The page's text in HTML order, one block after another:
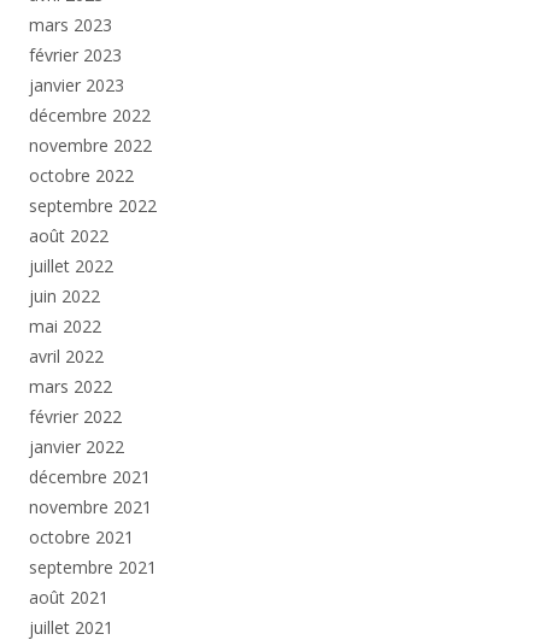
mars 2023
février 2023
janvier 2023
décembre 2022
novembre 2022
octobre 2022
septembre 2022
août 2022
juillet 2022
juin 2022
mai 2022
avril 2022
mars 2022
février 2022
janvier 2022
décembre 2021
novembre 2021
octobre 2021
septembre 2021
août 2021
juillet 2021